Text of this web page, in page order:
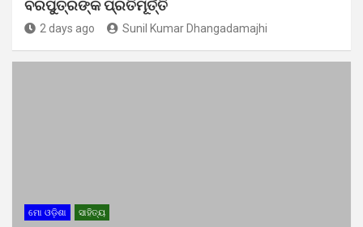
ବରପୁତ୍ରଙ୍କ ପ୍ରତିମୂର୍ତ୍ତି
2 days ago Sunil Kumar Dhangadamajhi
ମୋ ଓଡ଼ିଶା ସାହିତ୍ୟ